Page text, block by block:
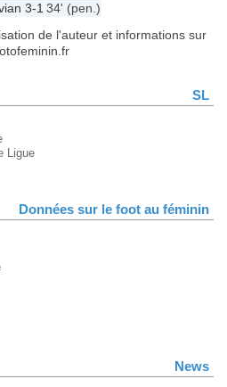
3-1 34' (pen.)
de l'auteur et informations sur
SL
Ligue
Données sur le foot au féminin
News